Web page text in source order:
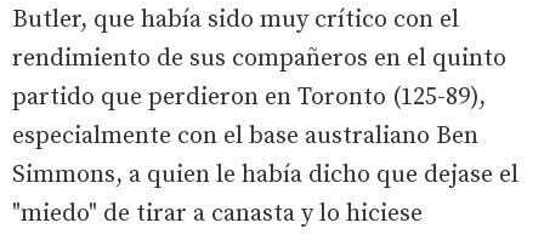
Butler, que había sido muy crítico con el
rendimiento de sus compañeros en el quinto
partido que perdieron en Toronto (125-89),
especialmente con el base australiano Ben
Simmons, a quien le había dicho que dejase el
"miedo" de tirar a canasta y lo hiciese